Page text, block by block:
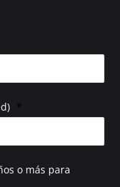
*
o más para